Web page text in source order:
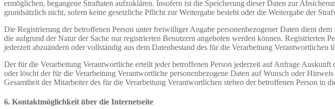
ermöglichen, begangene Straftaten aufzuklären. Insofern ist die Speicherung dieser Daten zur
grundsätzlich nicht, sofern keine gesetzliche Pflicht zur Weitergabe besteht oder die Weitergabe der
Die Registrierung der betroffenen Person unter freiwilliger Angabe personenbezogener Daten dient
die aufgrund der Natur der Sache nur registrierten Benutzern angeboten werden können. Registrierten
jederzeit abzuändern oder vollständig aus dem Datenbestand des für die Verarbeitung Verantwortlichen
Der für die Verarbeitung Verantwortliche erteilt jeder betroffenen Person jederzeit auf Anfrage
oder löscht der für die Verarbeitung Verantwortliche personenbezogene Daten auf Wunsch oder
Gesamtheit der Mitarbeiter des für die Verarbeitung Verantwortlichen stehen der betroffenen Person in
6. Kontaktmöglichkeit über die Internetseite